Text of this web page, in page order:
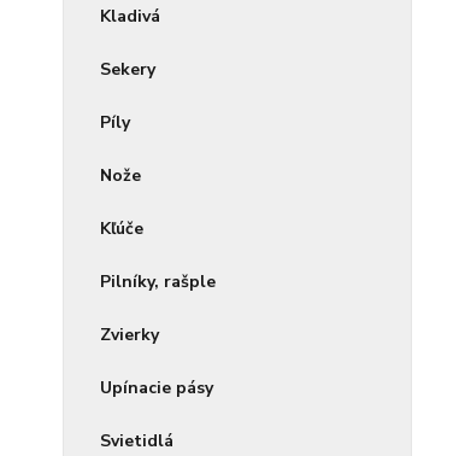
Kladivá
Sekery
Píly
Nože
Kľúče
Pilníky, rašple
Zvierky
Upínacie pásy
Svietidlá